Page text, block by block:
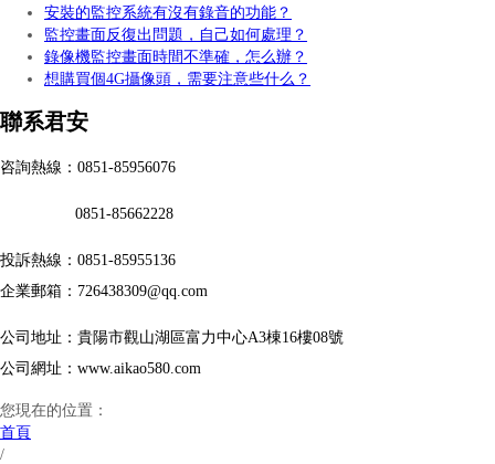
安裝的監控系統有沒有錄音的功能？
監控畫面反復出問題，自己如何處理？
錄像機監控畫面時間不準確，怎么辦？
想購買個4G攝像頭，需要注意些什么？
聯系君安
咨詢熱線：0851-85956076
0851-85662228
投訴熱線：0851-85955136
企業郵箱：726438309@qq.com
公司地址：貴陽市觀山湖區富力中心A3棟16樓08號
公司網址：www.aikao580.com
您現在的位置：
首頁
/